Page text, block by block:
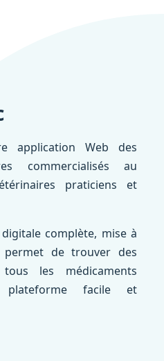
application Web des
commercialisés au
praticiens et
complète, mise à
de trouver des
les médicaments
facile et